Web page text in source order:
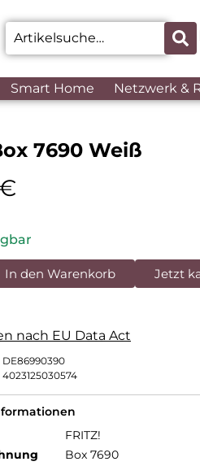
Smart Home Netzwerk &
7690 Weiß
In den Warenkorb Jetzt
nach EU Data Act
DE86990390
4023125030574
FRITZ!
Box 7690